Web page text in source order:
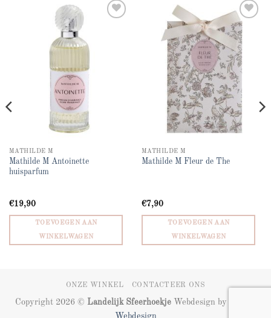
MATHILDE M
Mathilde M Antoinette
huisparfum
€19,90
TOEVOEGEN AAN
WINKELWAGEN
Add to
wishlist
MATHILDE M
Mathilde M Fleur de The
€7,90
TOEVOEGEN AAN
WINKELWAGEN
ONZE WINKEL CONTACTEER ONS
Copyright 2026 © Landelijk Sfeerhoekje Webdesign by
Webdesign